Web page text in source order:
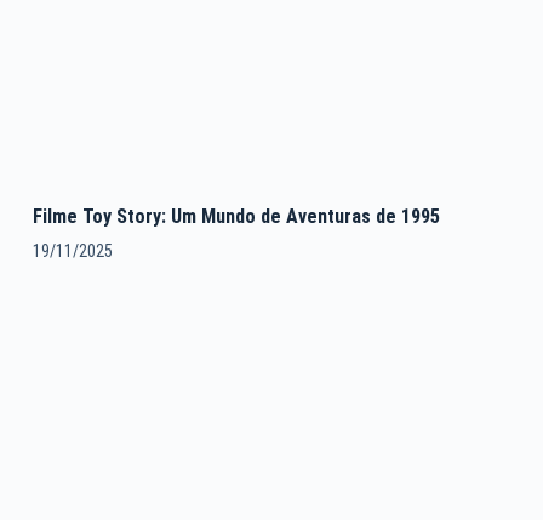
Filme Toy Story: Um Mundo de Aventuras de 1995
19/11/2025